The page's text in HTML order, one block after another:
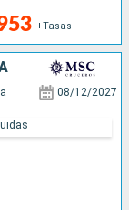
+Tasas
08/12/2027